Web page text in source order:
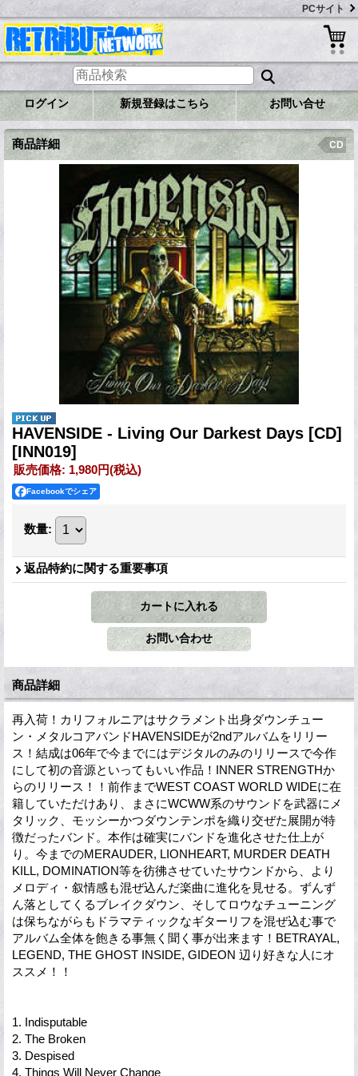
PCサイト
ログイン 新規登録はこちら お問い合せ
商品詳細 CD
HAVENSIDE - Living Our Darkest Days [CD]
[INN019]
販売価格: 1,980円(税込)
Facebookでシェア
数量:
返品特約に関する重要事項
商品詳細
再入荷！カリフォルニアはサクラメント出身ダウンチュー
ン・メタルコアバンドHAVENSIDEが2ndアルバムをリリー
ス！結成は06年で今までにはデジタルのみのリリースで今作
にして初の音源といってもいい作品！INNER STRENGTHか
らのリリース！！前作までWEST COAST WORLD WIDEに在
籍していただけあり、まさにWCWW系のサウンドを武器にメ
タリック、モッシーかつダウンテンポを織り交ぜた展開が特
徴だったバンド。本作は確実にバンドを進化させた仕上が
り。今までのMERAUDER, LIONHEART, MURDER DEATH
KILL, DOMINATION等を彷彿させていたサウンドから、より
メロディ・叙情感も混ぜ込んだ楽曲に進化を見せる。ずんず
ん落としてくるブレイクダウン、そしてロウなチューニング
は保ちながらもドラマティックなギターリフを混ぜ込む事で
アルバム全体を飽きる事無く聞く事が出来ます！BETRAYAL,
LEGEND, THE GHOST INSIDE, GIDEON 辺り好きな人にオ
ススメ！！
1. Indisputable
2. The Broken
3. Despised
4. Things Will Never Change